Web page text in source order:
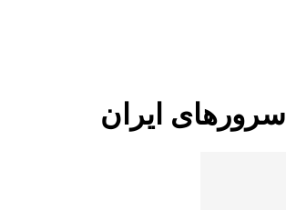
سرورهای ایران